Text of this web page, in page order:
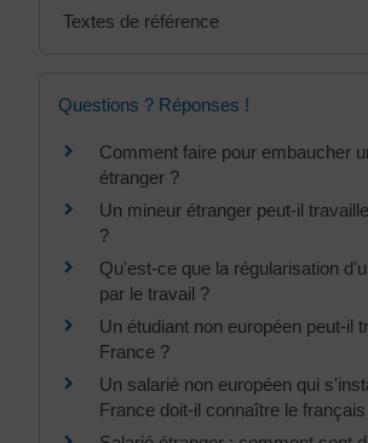
Textes de référence
Questions ? Réponses !
Comment faire pour embaucher
étranger ?
Un mineur étranger peut-il
?
Qu'est-ce que la régularisation
par le travail ?
Un étudiant non européen peut-il
France ?
Un salarié non européen qui
France doit-il connaître le